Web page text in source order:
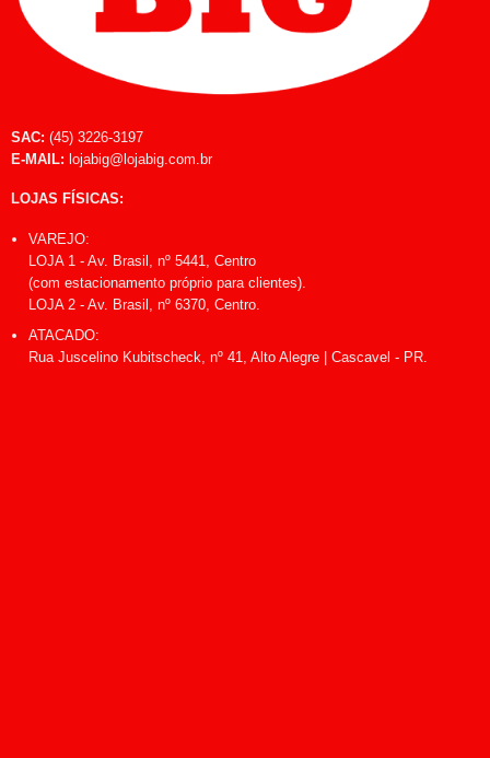
SAC: (45) 3226-3197
E-MAIL: lojabig@lojabig.com.br
LOJAS FÍSICAS:
VAREJO:
LOJA 1 - Av. Brasil, nº 5441, Centro
(com estacionamento próprio para clientes).
LOJA 2 - Av. Brasil, nº 6370, Centro.
ATACADO:
Rua Juscelino Kubitscheck, nº 41, Alto Alegre | Cascavel - PR.